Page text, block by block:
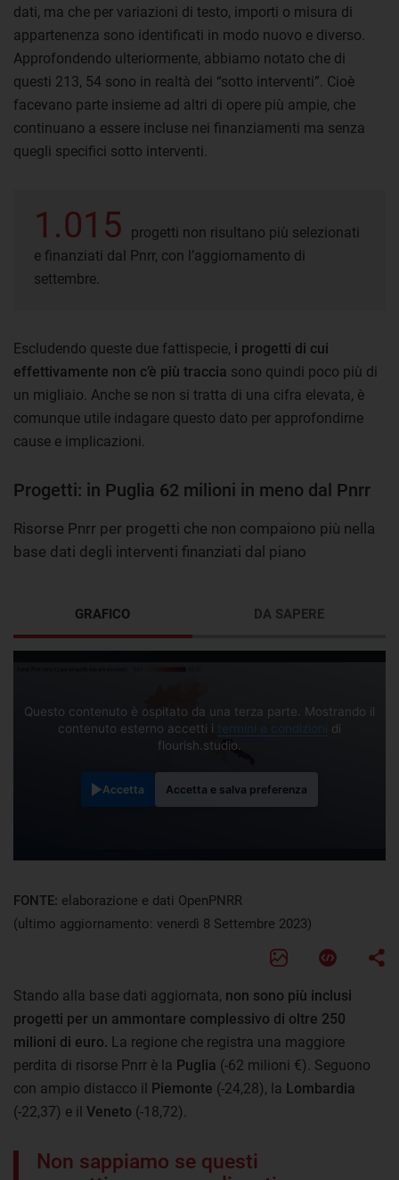
dati, ma che per variazioni di testo, importi o misura di
appartenenza sono identificati in modo nuovo e diverso.
Approfondendo ulteriormente, abbiamo notato che di
questi 213, 54 sono in realtà dei “sotto interventi”. Cioè
facevano parte insieme ad altri di opere più ampie, che
continuano a essere incluse nei finanziamenti ma senza
quegli specifici sotto interventi.
1.015
progetti non risultano più selezionati
e finanziati dal Pnrr, con l’aggiornamento di
settembre.
Escludendo queste due fattispecie, i progetti di cui
effettivamente non c’è più traccia sono quindi poco più di
un migliaio. Anche se non si tratta di una cifra elevata, è
comunque utile indagare questo dato per approfondirne
cause e implicazioni.
Progetti: in Puglia 62 milioni in meno dal Pnrr
Risorse Pnrr per progetti che non compaiono più nella
base dati degli interventi finanziati dal piano
GRAFICO
Questo contenuto è ospitato da una terza parte. Mostrando il
contenuto esterno accetti i termini e condizioni di
flourish.studio.
Accetta Accetta e salva preferenza
DA SAPERE
FONTE: elaborazione e dati OpenPNRR
(ultimo aggiornamento: venerdì 8 Settembre 2023)
Stando alla base dati aggiornata, non sono più inclusi
progetti per un ammontare complessivo di oltre 250
milioni di euro. La regione che registra una maggiore
perdita di risorse Pnrr è la Puglia (-62 milioni €). Seguono
con ampio distacco il Piemonte (-24,28), la Lombardia
(-22,37) e il Veneto (-18,72).
Non sappiamo se questi